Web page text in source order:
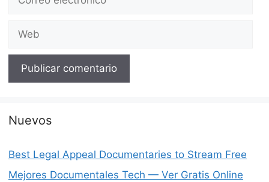
Web
Nuevos
Best Legal Appeal Documentaries to Stream Free
Mejores Documentales Tech — Ver Gratis Online